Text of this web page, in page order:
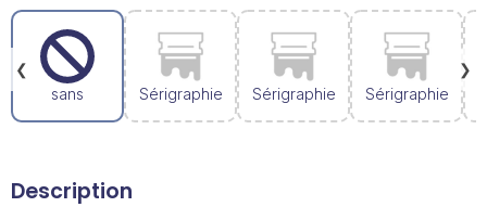
sans Sérigraphie Sérigraphie Sérigraphie
❯
❮
Description